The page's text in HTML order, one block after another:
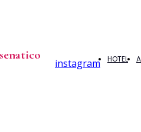
HOTEL
instagram